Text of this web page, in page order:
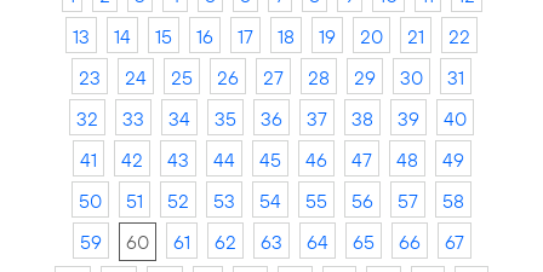
13
14 15 16 17 18 19 20 21
22
23
24 25 26 27 28 29 30
31
32
33 34 35 36 37 38 39
40
41
42 43 44 45 46 47 48
49
50
51 52 53 54 55 56 57
58
59
60 61 62 63 64 65 66
67